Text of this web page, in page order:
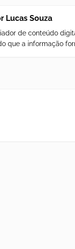
Lucas Souza
de conteúdo
que a informação